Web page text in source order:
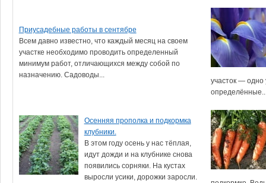
Приусадебные работы в сентябре
Всем давно известно, что каждый месяц на своем
участке необходимо проводить определенный
минимум работ, отличающихся между собой по
назначению. Садоводы...
участок — одно
Осенняя прополка и подкормка
клубники.
В этом году осень у нас тёплая,
идут дожди и на клубнике снова
появились сорняки. На кустах
выросли усики, дорожки заросли.